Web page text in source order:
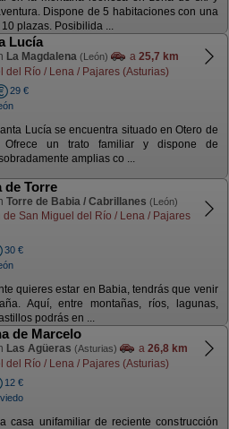
Dispone de 5 habitaciones con una
plazas. Posibilida ...
Lucía
La Magdalena (León) a 25,7 km
del Río / Lena / Pajares (Asturias)
29 €
Lucía se encuentra situado en Otero de
Ofrece un trato familiar y dispone de
amplias co ...
de Torre
Torre de Babia / Cabrillanes (León)
de San Miguel del Río / Lena / Pajares
30 €
quieres estar en Babia, tendrás que venir
Aquí, entre montañas, ríos, lagunas,
podrás en ...
de Marcelo
Las Agüeras (Asturias) a 26,8 km
del Río / Lena / Pajares (Asturias)
12 €
casa unifamiliar de reciente construcción